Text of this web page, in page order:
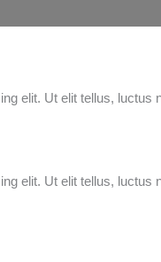
elit. Ut elit tellus, luctus
elit. Ut elit tellus, luctus